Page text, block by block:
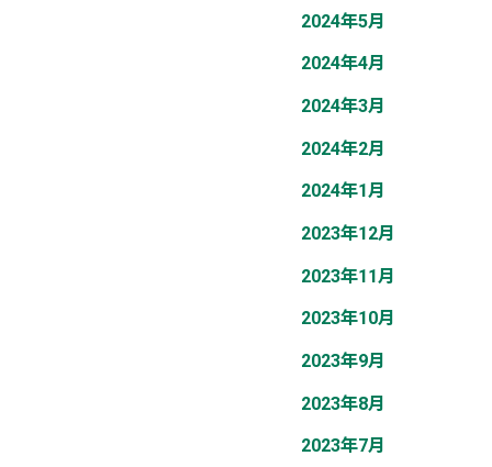
2024年5月
2024年4月
2024年3月
2024年2月
2024年1月
2023年12月
2023年11月
2023年10月
2023年9月
2023年8月
2023年7月